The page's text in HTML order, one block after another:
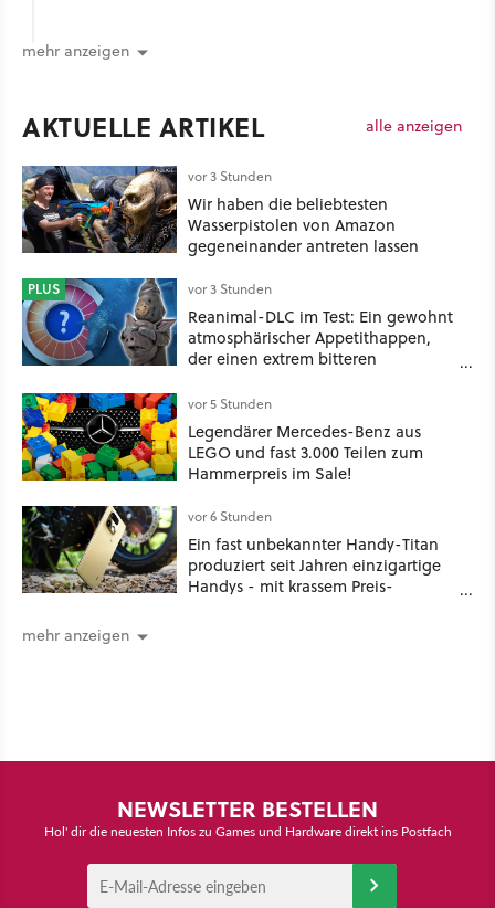
mehr anzeigen
AKTUELLE ARTIKEL alle anzeigen
vor 3 Stunden
Wir haben die beliebtesten
Wasserpistolen von Amazon
gegeneinander antreten lassen
PLUS vor 3 Stunden
Reanimal-DLC im Test: Ein gewohnt
atmosphärischer Appetithappen,
der einen extrem bitteren
vor 5 Stunden
Legendärer Mercedes-Benz aus
LEGO und fast 3.000 Teilen zum
Hammerpreis im Sale!
vor 6 Stunden
Ein fast unbekannter Handy-Titan
produziert seit Jahren einzigartige
Handys - mit krassem Preis-
mehr anzeigen
NEWSLETTER BESTELLEN
Hol' dir die neuesten Infos zu Games und Hardware direkt ins Postfach